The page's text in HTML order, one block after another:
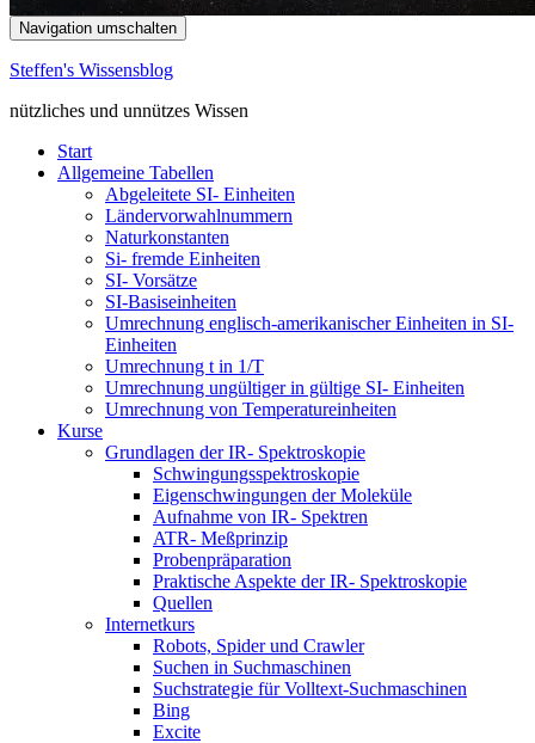
Navigation umschalten
Steffen's Wissensblog
nützliches und unnützes Wissen
Start
Allgemeine Tabellen
Abgeleitete SI- Einheiten
Ländervorwahlnummern
Naturkonstanten
Si- fremde Einheiten
SI- Vorsätze
SI-Basiseinheiten
Umrechnung englisch-amerikanischer Einheiten in SI-
Einheiten
Umrechnung t in 1/T
Umrechnung ungültiger in gültige SI- Einheiten
Umrechnung von Temperatureinheiten
Kurse
Grundlagen der IR- Spektroskopie
Schwingungsspektroskopie
Eigenschwingungen der Moleküle
Aufnahme von IR- Spektren
ATR- Meßprinzip
Probenpräparation
Praktische Aspekte der IR- Spektroskopie
Quellen
Internetkurs
Robots, Spider und Crawler
Suchen in Suchmaschinen
Suchstrategie für Volltext-Suchmaschinen
Bing
Excite